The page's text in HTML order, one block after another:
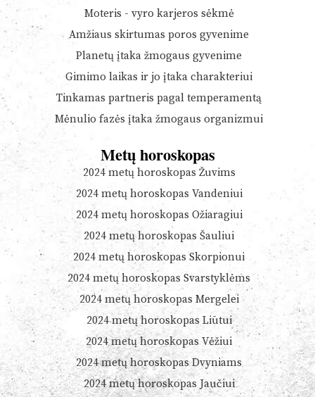
Moteris - vyro karjeros sėkmė
Amžiaus skirtumas poros gyvenime
Planetų įtaka žmogaus gyvenime
Gimimo laikas ir jo įtaka charakteriui
Tinkamas partneris pagal temperamentą
Mėnulio fazės įtaka žmogaus organizmui
Metų horoskopas
2024 metų horoskopas Žuvims
2024 metų horoskopas Vandeniui
2024 metų horoskopas Ožiaragiui
2024 metų horoskopas Šauliui
2024 metų horoskopas Skorpionui
2024 metų horoskopas Svarstyklėms
2024 metų horoskopas Mergelei
2024 metų horoskopas Liūtui
2024 metų horoskopas Vėžiui
2024 metų horoskopas Dvyniams
2024 metų horoskopas Jaučiui